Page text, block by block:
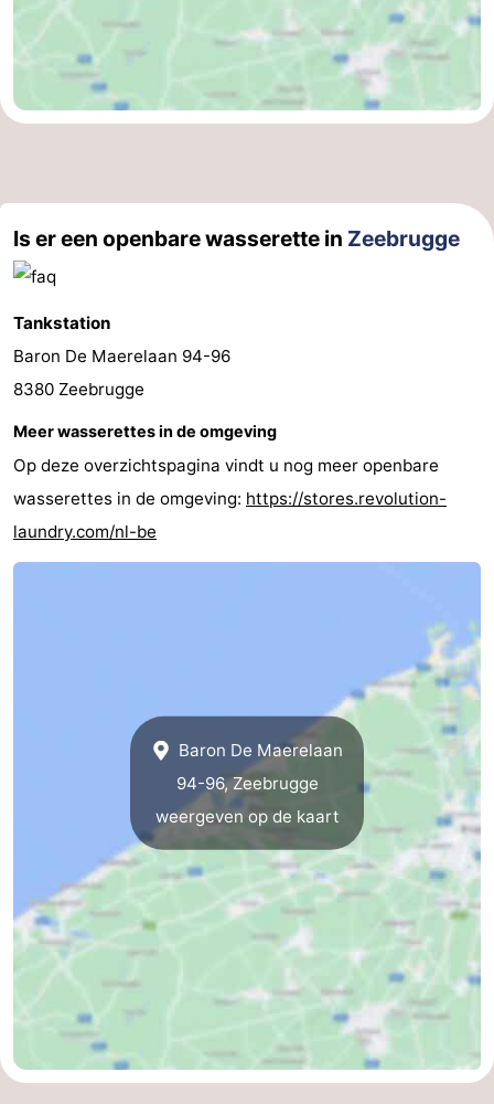
Zwin
Brugge
-
Gent
-
Ieper
De
Kust
-
Natuur
Zwin
-
Heist
Blankenberge
-
Contact
Is er een openbare wasserette in Zeebrugge
Tankstation
Baron De Maerelaan 94-96
8380 Zeebrugge
Meer wasserettes in de omgeving
Op deze overzichtspagina vindt u nog meer openbare
wasserettes in de omgeving: https://stores.revolution-
laundry.com/nl-be
Baron De Maerelaan
94-96, Zeebrugge
weergeven op de kaart